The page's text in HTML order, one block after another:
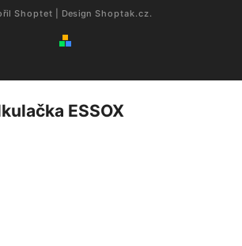
Shoptet | Design Shoptak.cz.
ESSOX